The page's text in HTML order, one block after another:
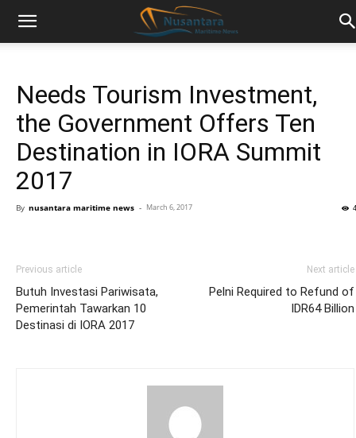
Needs Tourism Investment,
the Government Offers Ten
Destination in IORA Summit
2017
By nusantara maritime news - March 6, 2017
Previous article
Butuh Investasi Pariwisata,
Pemerintah Tawarkan 10
Destinasi di IORA 2017
Next article
Pelni Required to Refund of
IDR64 Billion